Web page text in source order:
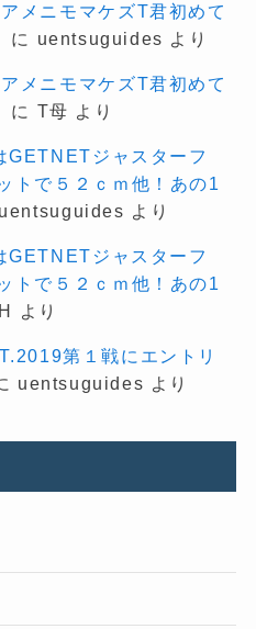
メニモマケズT君初めて
に uentsuguides より
メニモマケズT君初めて
に T母 より
GETNETジャスターフ
トで５２ｃｍ他！あの1
uentsuguides より
GETNETジャスターフ
トで５２ｃｍ他！あの1
H より
第１戦にエントリ
uentsuguides より